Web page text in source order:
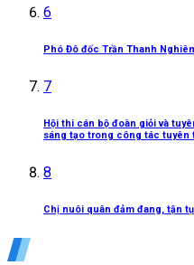
6
Phó Đô đốc Trần Thanh
7
Hội thi cán bộ đoàn giỏi và
sáng tạo trong công tác tuyên
8
Chị nuôi quân đảm đang, tận